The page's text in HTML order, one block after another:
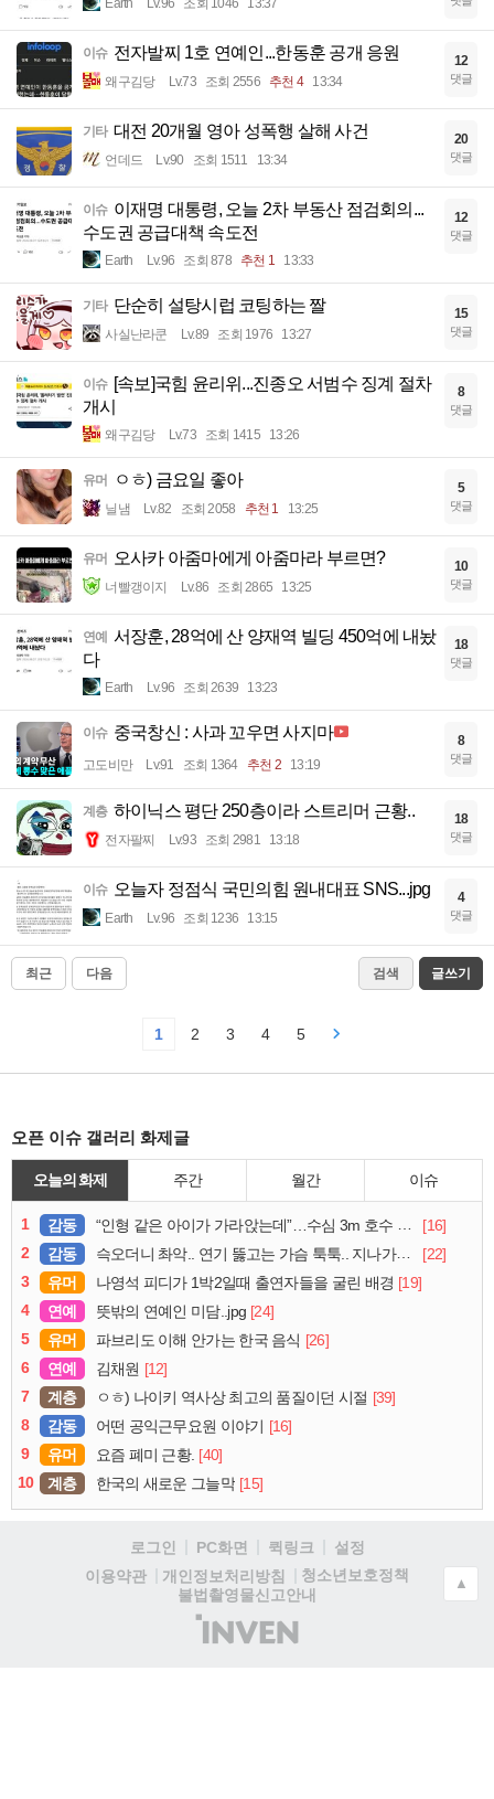
이슈 전자발찌 1호 연예인...한동훈 공개 응원
왜구김당 Lv.73 조회 2556 추천 4 13:34
12
댓글
기타 대전 20개월 영아 성폭행 살해 사건
언데드 Lv.90 조회 1511 13:34
20
댓글
이슈 이재명 대통령, 오늘 2차 부동산 점검회의...
수도권 공급대책 속도전
Earth Lv.96 조회 878 추천 1 13:33
12
댓글
기타 단순히 설탕시럽 코팅하는 짤
사실난라쿤 Lv.89 조회 1976 13:27
15
댓글
이슈 [속보]국힘 윤리위...진종오 서범수 징계 절차
개시
왜구김당 Lv.73 조회 1415 13:26
8
댓글
유머 ㅇㅎ) 금요일 좋아
닐냄 Lv.82 조회 2058 추천 1 13:25
5
댓글
유머 오사카 아줌마에게 아줌마라 부르면?
너빨갱이지 Lv.86 조회 2865 13:25
10
댓글
연예 서장훈, 28억에 산 양재역 빌딩 450억에 내놨
다
Earth Lv.96 조회 2639 13:23
18
댓글
이슈 중국창신 : 사과 꼬우면 사지마
고도비만 Lv.91 조회 1364 추천 2 13:19
8
댓글
계층 하이닉스 평단 250층이라 스트리머 근황..
전자팔찌 Lv.93 조회 2981 13:18
18
댓글
이슈 오늘자 정점식 국민의힘 원내대표 SNS...jpg
Earth Lv.96 조회 1236 13:15
4
댓글
최근 다음 검색 글쓰기
1 2 3 4 5
오픈 이슈 갤러리 화제글
오늘의 화제 주간 월간 이슈
1 감동 “인형 같은 아이가 가라앉는데”…수심 3m 호수 뛰어든 60대 의인
[16]
2
감동 슥오더니 촤악.. 연기 뚫고는 가슴 툭툭.. 지나가던 아재의 정체
[22]
3
유머 나영석 피디가 1박2일때 출연자들을 굴린 배경 [19]
4
연예 뜻밖의 연예인 미담..jpg [24]
5
유머 파브리도 이해 안가는 한국 음식 [26]
6
연예 김채원 [12]
7
계층 ㅇㅎ) 나이키 역사상 최고의 품질이던 시절 [39]
8
감동 어떤 공익근무요원 이야기 [16]
9
유머 요즘 폐미 근황. [40]
10
계층 한국의 새로운 그늘막 [15]
로그인 PC화면 퀵링크
설정
이용약관
개인정보처리방침
청소년보호정책
불법촬영물신고안내
(주)
인
▲